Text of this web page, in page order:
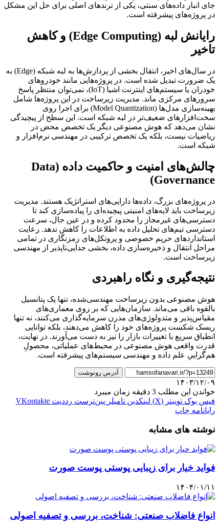
جای انبار داده‌های سنتی، یکی از ترندهای اصلی برای حل این مشکل
در پروژه‌های پیشرفته است.
رایانش لبه (Edge Computing) و کاهش
تاخیر
در سال‌های اخیر، انتقال بخشی از پردازش‌ها به لبه شبکه (Edge) به
یک ضرورت تبدیل شده است. در پروژه‌هایی مانند خودروهای
خودران یا سیستم‌های اینترنت اشیا (IoT)، نمی‌توان منتظر پاسخ
سرورهای مرکزی ماند. مدیریت زیرساخت در این پروژه‌ها شامل
بهینه‌سازی مدل‌ها (Model Quantization) برای اجرا روی
سخت‌افزارهای ضعیف‌تر در لبه شبکه است. این سطح از پیچیدگی
نشان می‌دهد که هوش مصنوعی دیگر یک تخصص محض در
ریاضیات نیست، بلکه یک تخصص ترکیبی در مهندسی نرم‌افزار و
شبکه است.
چالش‌های امنیت و حاکمیت داده (Data
Governance)
در پروژه‌های بزرگ، داده‌ها دارایی‌های استراتژیک هستند. مدیریت
زیرساخت باید لایه‌های امنیتی پیچیده‌ای را پیاده‌سازی کند تا
دسترسی‌های غیرمجاز را محدود کرده و در عین حال، سرعت
دسترسی تیم‌های تحلیل داده به اطلاعات را کاهش ندهد. رعایت
استانداردهای حریم خصوصی و پروتکل‌های رمزنگاری در تمامی
مراحل انتقال و ذخیره‌سازی داده، بخشی جدایی‌ناپذیر از مهندسی
زیرساخت است.
نتیجه‌گیری و نگاه راهبردی
هوش مصنوعی بدون زیرساخت مهندسی‌شده، تنها یک پتانسیل
بالقوه باقی می‌ماند. سازمان‌هایی که بر روی معماری‌های
مقیاس‌پذیر و متدولوژی‌های مدرن سرمایه‌گذاری می‌کنند، نه تنها
ریسک شکست پروژه‌های خود را کاهش می‌دهند، بلکه توانایی
انطباق سریع با تغییرات بازار را نیز به دست می‌آورند. در نهایت،
قدرت واقعی هوش مصنوعی در محیط‌های عملیاتی، محصولِ
هم‌گراییِ علم داده و مهندسی سیستم‌های پیشرفته است.
آدرس رونوشت
۱۴۰۳/۱۲/۰۹
خواندن این مطلب 3 دقیقه زمان میبرد
فیس بوک توییتر (X) لینکدین ‫تامبلر ‫پین‌ترست ‫رددیت ‫VKontakte
رایانامه چاپ
نوشته های مشابه
فواید خیار برای زیبایی پوستی پوست صورت
۱۴۰۴/۰۱/۱۱
انواع فاضلاب صنعتی: شناخت، بررسی و تصفیه اصولی